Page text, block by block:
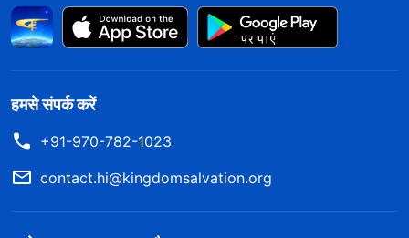
हमसे संपर्क करें
+91-970-782-1023
contact.hi@kingdomsalvation.org